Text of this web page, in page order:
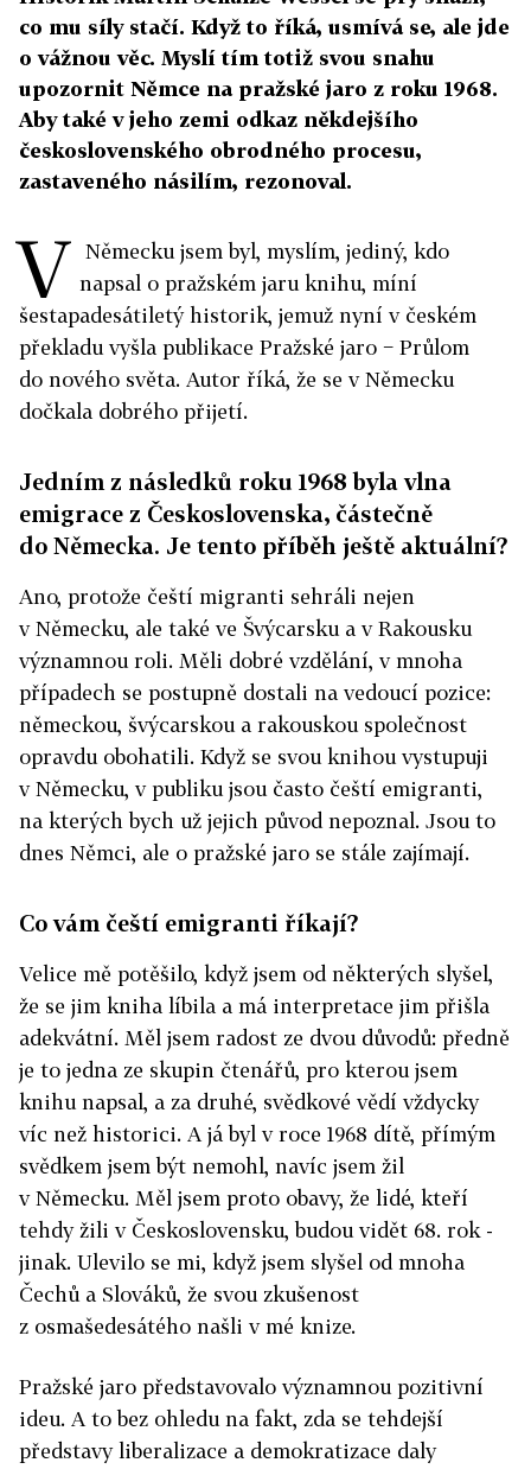
co mu síly stačí. Když to říká, usmívá se, ale jde
o vážnou věc. Myslí tím totiž svou snahu
upozornit Němce na pražské jaro z roku 1968.
Aby také v jeho zemi odkaz někdejšího
československého obrodného procesu,
zastaveného násilím, rezonoval.
V Německu jsem byl, myslím, jediný, kdo
napsal o pražském jaru knihu, míní
šestapadesátiletý historik, jemuž nyní v českém
překladu vyšla publikace Pražské jaro − Průlom
do nového světa. Autor říká, že se v Německu
dočkala dobrého přijetí.
Jedním z následků roku 1968 byla vlna
emigrace z Československa, částečně
do Německa. Je tento příběh ještě aktuální?
Ano, protože čeští migranti sehráli nejen
v Německu, ale také ve Švýcarsku a v Rakousku
významnou roli. Měli dobré vzdělání, v mnoha
případech se postupně dostali na vedoucí pozice:
německou, švýcarskou a rakouskou společnost
opravdu obohatili. Když se svou knihou vystupuji
v Německu, v publiku jsou často čeští emigranti,
na kterých bych už jejich původ nepoznal. Jsou to
dnes Němci, ale o pražské jaro se stále zajímají.
Co vám čeští emigranti říkají?
Velice mě potěšilo, když jsem od některých slyšel,
že se jim kniha líbila a má interpretace jim přišla
adekvátní. Měl jsem radost ze dvou důvodů: předně
je to jedna ze skupin čtenářů, pro kterou jsem
knihu napsal, a za druhé, svědkové vědí vždycky
víc než historici. A já byl v roce 1968 dítě, přímým
svědkem jsem být nemohl, navíc jsem žil
v Německu. Měl jsem proto obavy, že lidé, kteří
tehdy žili v Československu, budou vidět 68. rok ­
jinak. Ulevilo se mi, když jsem slyšel od mnoha
Čechů a Slováků, že svou zkušenost
z osmašedesátého našli v mé knize.
Pražské jaro představovalo významnou pozitivní
ideu. A to bez ohledu na fakt, zda se tehdejší
představy liberalizace a demokratizace daly